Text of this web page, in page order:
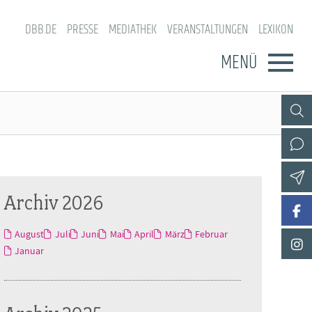
DBB.DE PRESSE MEDIATHEK VERANSTALTUNGEN LEXIKON
MENÜ
Archiv 2026
August Juli Juni Mai April März
Februar
Januar